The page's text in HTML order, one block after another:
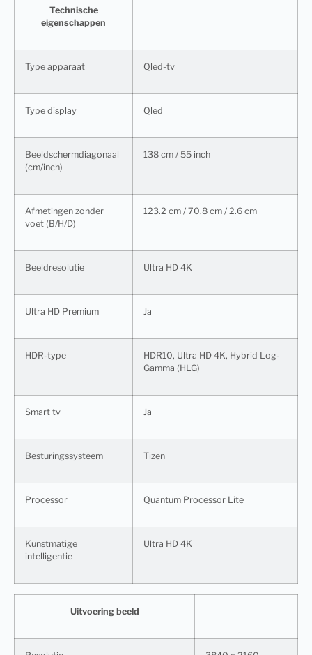
Technische
eigenschappen
Type apparaat Qled-tv
Type display Qled
Beeldschermdiagonaal
(cm/inch)
138 cm / 55 inch
Afmetingen zonder
voet (B/H/D)
123.2 cm / 70.8 cm / 2.6 cm
Beeldresolutie Ultra HD 4K
Ultra HD Premium Ja
HDR-type
HDR10, Ultra HD 4K, Hybrid Log-
Gamma (HLG)
Smart tv Ja
Besturingssysteem Tizen
Processor Quantum Processor Lite
Kunstmatige
intelligentie
Ultra HD 4K
Uitvoering beeld